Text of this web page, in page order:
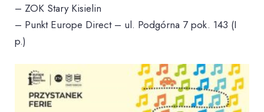
– ZOK Stary Kisielin
– Punkt Europe Direct – ul. Podgórna 7 pok. 143 (I
p.)